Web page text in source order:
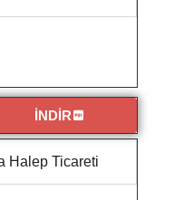
İNDİR
Halep Ticareti